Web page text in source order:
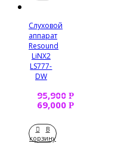
Слуховой
аппарат
Resound
LiNX2
LS777-
DW
95,900 Р
69,000 Р
В
корзину